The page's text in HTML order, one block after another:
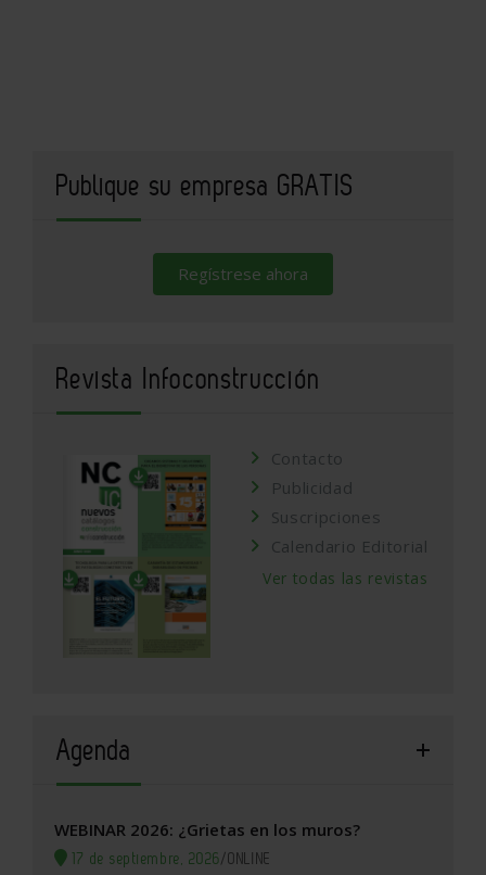
Publique su empresa GRATIS
Regístrese ahora
Revista Infoconstrucción
Contacto
Publicidad
Suscripciones
Calendario Editorial
Ver todas las revistas
Agenda
WEBINAR 2026: ¿Grietas en los muros?
17 de septiembre, 2026/ONLINE